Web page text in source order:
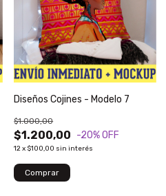
Diseños Cojines - Modelo 7
$1.200,00
$1.000,00
-20% OFF
12x $100,00 sin interés